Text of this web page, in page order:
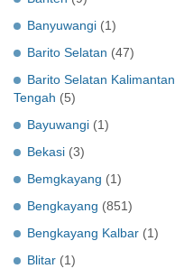
Banyuwangi (1)
Barito Selatan (47)
Barito Selatan Kalimantan
Tengah (5)
Bayuwangi (1)
Bekasi (3)
Bemgkayang (1)
Bengkayang (851)
Bengkayang Kalbar (1)
Blitar (1)